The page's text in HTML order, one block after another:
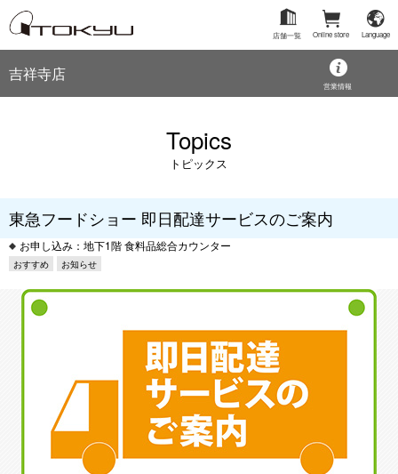
Language
Online store
店舗一覧
吉祥寺店
営業情報
Topics
トピックス
東急フードショー 即日配達サービスのご案内
お申し込み：地下1階 食料品総合カウンター
おすすめ お知らせ